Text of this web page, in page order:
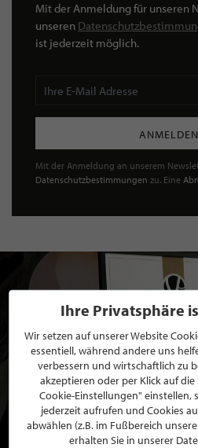
Mit der Anmeldung für unseren
unseren
ist jederzeit möglich.
ANMELDEN
Mit der Anmeldung an unserem
Datenschutzbestimmungen zu. Eine
Ihre Privatsphäre
Wir setzen auf unserer Website
essentiell, während andere uns
verbessern und wirtschaftlich zu
akzeptieren oder per Klick auf
Cookie-Einstellungen" einstellen,
jederzeit aufrufen und Cookies
abwählen (z.B. im Fußbereich
erhalten Sie in unserer